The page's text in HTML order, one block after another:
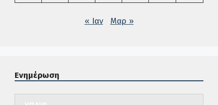
« Ιαν Μαρ »
Ενημέρωση